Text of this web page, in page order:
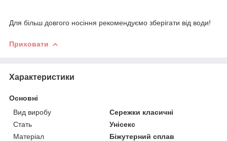
Для більш довгого носіння рекомендуємо зберігати від води!
Приховати
Характеристики
Основні
Вид виробу
Сережки класичні
Стать
Унісекс
Матеріал
Біжутерний сплав